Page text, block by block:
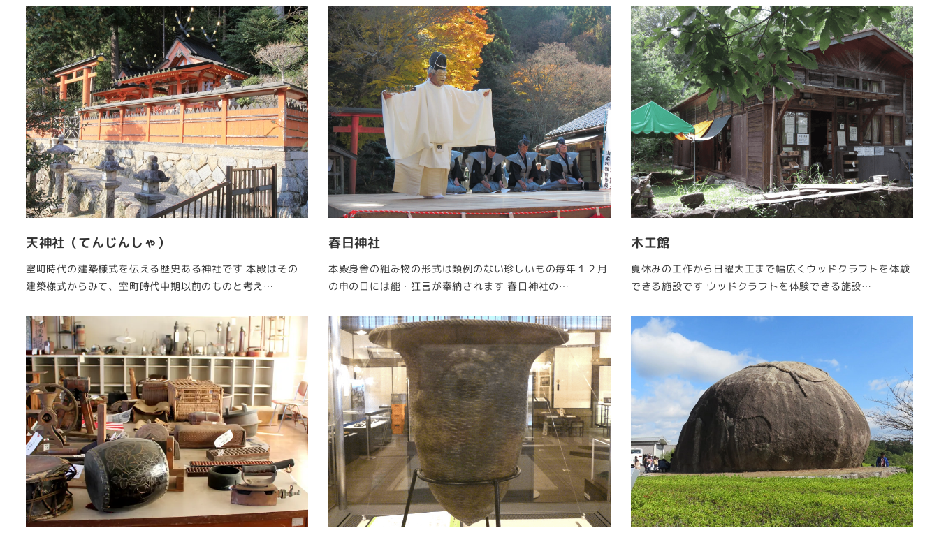
天神社（てんじんしゃ）
室町時代の建築様式を伝える歴史ある神社です 本殿はその
建築様式からみて、室町時代中期以前のものと考え…
春日神社
本殿身舎の組み物の形式は類例のない珍しいもの毎年１２月
の申の日には能・狂言が奉納されます 春日神社の…
木工館
夏休みの工作から日曜大工まで幅広くウッドクラフトを体験
できる施設です ウッドクラフトを体験できる施設…